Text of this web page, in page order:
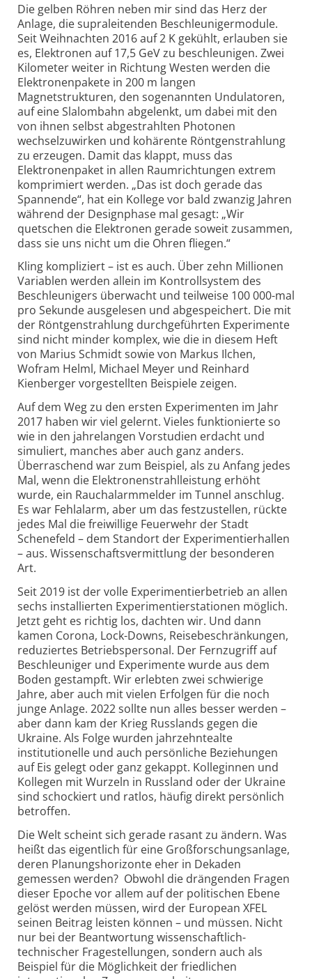
Die gelben Röhren neben mir sind das Herz der
Anlage, die supraleitenden Beschleuniger­module.
Seit Weihnachten 2016 auf 2 K gekühlt, erlauben sie
es, Elektronen auf 17,5 GeV zu beschleunigen. Zwei
Kilometer weiter in Richtung Westen werden die
Elektronenpakete in 200 m langen
Magnetstrukturen, den sogenannten Undulatoren,
auf eine Slalombahn abgelenkt, um dabei mit den
von ihnen selbst abgestrahlten Photonen
wechselzuwirken und kohärente Röntgen­strahlung
zu erzeugen. Damit das klappt, muss das
Elektronen­paket in allen Raumrichtungen extrem
komprimiert werden. „Das ist doch gerade das
Spannende“, hat ein Kollege vor bald zwanzig Jahren
während der Designphase mal gesagt: „Wir
quetschen die Elektronen gerade soweit zusammen,
dass sie uns nicht um die Ohren fliegen.“
Kling kompliziert – ist es auch. Über zehn Millionen
Variablen werden allein im Kontrollsystem des
Beschleunigers überwacht und teilweise 100 000-mal
pro Sekunde ausgelesen und abgespeichert. Die mit
der Röntgenstrahlung durchgeführten Experimente
sind nicht minder komplex, wie die in diesem Heft
von Marius Schmidt sowie von Markus Ilchen,
Wofram Helml, Michael Meyer und Reinhard
Kienberger vorgestellten Beispiele zeigen.
Auf dem Weg zu den ersten Experimenten im Jahr
2017 haben wir viel gelernt. Vieles funktionierte so
wie in den jahrelangen Vorstudien erdacht und
simuliert, manches aber auch ganz anders.
Überraschend war zum Beispiel, als zu Anfang jedes
Mal, wenn die Elektronen­strahlleistung erhöht
wurde, ein Rauchalarmmelder im Tunnel anschlug.
Es war Fehlalarm, aber um das festzustellen, rückte
jedes Mal die freiwillige Feuerwehr der Stadt
Schenefeld – dem Standort der Experimentierhallen
– aus. Wissenschafts­vermittlung der besonderen
Art.
Seit 2019 ist der volle Experimentierbetrieb an allen
sechs installierten Experimentierstationen möglich.
Jetzt geht es richtig los, dachten wir. Und dann
kamen Corona, Lock-Downs, Reisebeschränkungen,
reduziertes Betriebs­personal. Der Fernzugriff auf
Beschleuniger und Experimente wurde aus dem
Boden gestampft. Wir erlebten zwei schwierige
Jahre, aber auch mit vielen Erfolgen für die noch
junge Anlage. 2022 sollte nun alles besser werden –
aber dann kam der Krieg Russlands gegen die
Ukraine. Als Folge wurden jahrzehntealte
institutionelle und auch persönliche Beziehungen
auf Eis gelegt oder ganz gekappt. Kolleginnen und
Kollegen mit Wurzeln in Russland oder der Ukraine
sind schockiert und ratlos, häufig direkt persönlich
betroffen.
Die Welt scheint sich gerade rasant zu ändern. Was
heißt das eigentlich für eine Groß­forschungs­anlage,
deren Planungshorizonte eher in Dekaden
gemessen werden? Obwohl die drängenden Fragen
dieser Epoche vor allem auf der politischen Ebene
gelöst werden müssen, wird der European XFEL
seinen Beitrag leisten können – und müssen. Nicht
nur bei der Beantwortung wissenschaftlich-
technischer Fragestellungen, sondern auch als
Beispiel für die Möglichkeit der friedlichen